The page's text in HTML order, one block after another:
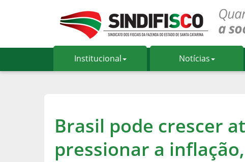
Institucional Notícias
Brasil pode crescer
pressionar a